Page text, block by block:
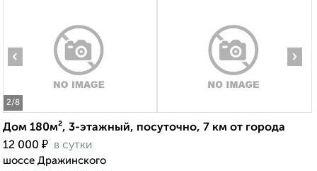
2/8
‹ ›
Дом 180м², 3-этажный, посуточно, 7 км от города
12 000 ₽ в сутки
шоссе Дражинского